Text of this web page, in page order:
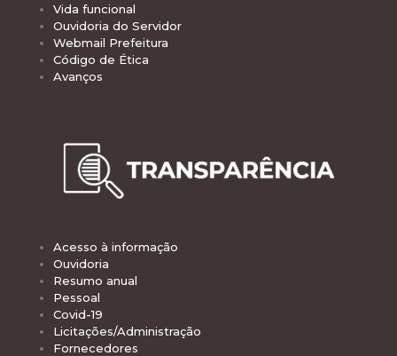
Vida funcional
Ouvidoria do Servidor
Webmail Prefeitura
Código de Ética
Avanços
Acesso à informação
Ouvidoria
Resumo anual
Pessoal
Covid-19
Licitações/Administração
Fornecedores